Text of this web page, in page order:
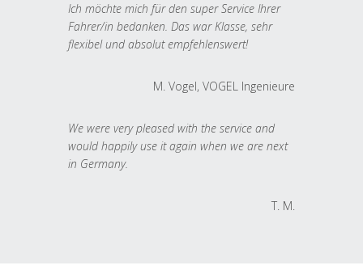
Ich möchte mich für den super Service Ihrer
Fahrer/in bedanken. Das war Klasse, sehr
flexibel und absolut empfehlenswert!
M. Vogel, VOGEL Ingenieure
We were very pleased with the service and
would happily use it again when we are next
in Germany.
T. M.